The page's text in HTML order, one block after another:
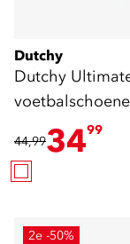
Dutchy
Dutchy
goud
44,993499
2e -50%